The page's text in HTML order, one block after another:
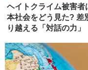
ヘイトクライム被害者
本社会をどう見た? 差
り越える「対話の力」